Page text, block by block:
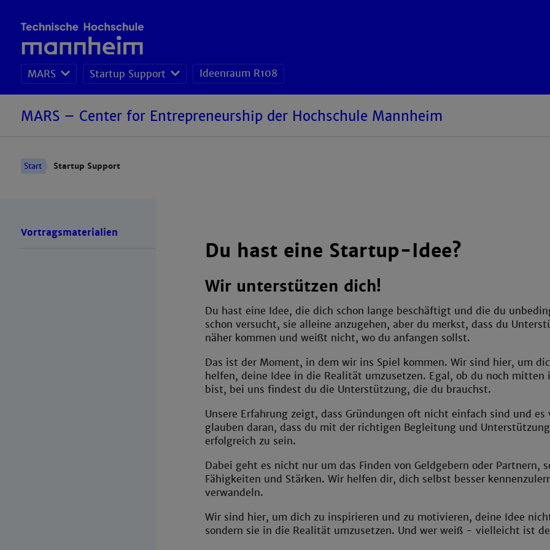
MARS Startup Support Ideenraum R108
MARS – Center for Entrepreneurship der Hochschule Mannheim
Start Startup Support
Vortragsmaterialien
Du hast eine Startup-Idee?
Wir unterstützen dich!
Du hast eine Idee, die dich schon lange beschäftigt und die du
schon versucht, sie alleine anzugehen, aber du merkst, dass du
näher kommen und weißt nicht, wo du anfangen sollst.
Das ist der Moment, in dem wir ins Spiel kommen. Wir sind hier, um
helfen, deine Idee in die Realität umzusetzen. Egal, ob du noch
bist, bei uns findest du die Unterstützung, die du brauchst.
Unsere Erfahrung zeigt, dass Gründungen oft nicht einfach sind und
glauben daran, dass du mit der richtigen Begleitung und
erfolgreich zu sein.
Dabei geht es nicht nur um das Finden von Geldgebern oder
Fähigkeiten und Stärken. Wir helfen dir, dich selbst besser
verwandeln.
Wir sind hier, um dich zu inspirieren und zu motivieren, deine Idee
sondern sie in die Realität umzusetzen. Und wer weiß - vielleicht ist